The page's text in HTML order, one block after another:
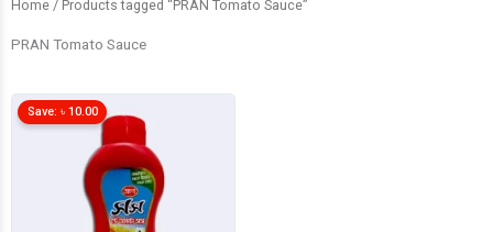
Home / Products tagged “PRAN Tomato Sauce”
PRAN Tomato Sauce
Save: ৳ 10.00